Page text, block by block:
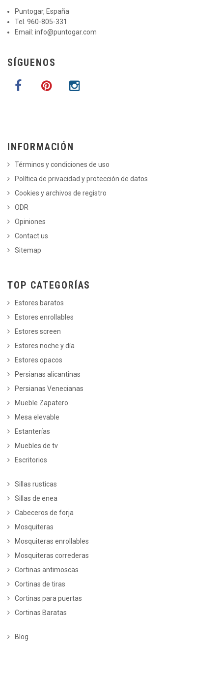
Puntogar, España
Tel. 960-805-331
Email: info@puntogar.com
SÍGUENOS
INFORMACIÓN
Términos y condiciones de uso
Política de privacidad y protección de datos
Cookies y archivos de registro
ODR
Opiniones
Contact us
Sitemap
TOP CATEGORÍAS
Estores baratos
Estores enrollables
Estores screen
Estores noche y día
Estores opacos
Persianas alicantinas
Persianas Venecianas
Mueble Zapatero
Mesa elevable
Estanterías
Muebles de tv
Escritorios
Sillas rusticas
Sillas de enea
Cabeceros de forja
Mosquiteras
Mosquiteras enrollables
Mosquiteras correderas
Cortinas antimoscas
Cortinas de tiras
Cortinas para puertas
Cortinas Baratas
Blog